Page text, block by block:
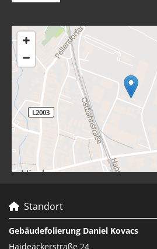
 Standort
Gebäudefolierung Daniel Kovacs
Haideäckerstraße 24